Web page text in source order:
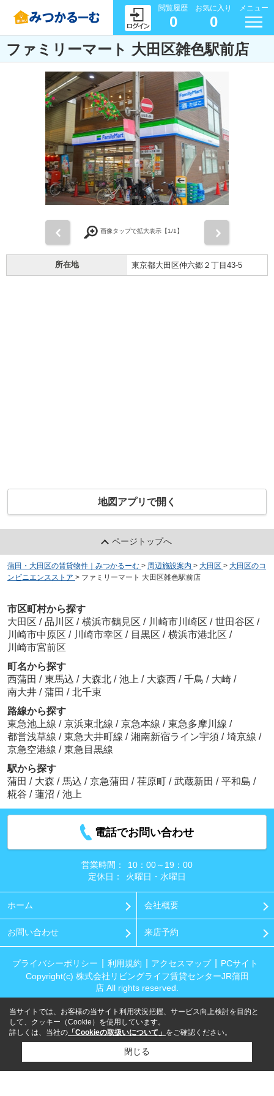
閲覧履歴
0
お気に入り
0
メニュー
ファミリーマート 大田区雑色駅前店
画像タップで拡大表示【1/1】
所在地 東京都大田区仲六郷２丁目43-5
地図アプリで開く
ページトップへ
蒲田・大田区の賃貸物件｜みつかるーむ > 周辺施設案内 > 大田区 > 大田区のコ
ンビニエンスストア > ファミリーマート 大田区雑色駅前店
市区町村から探す
大田区 / 品川区 / 横浜市鶴見区 / 川崎市川崎区 / 世田谷区 /
川崎市中原区 / 川崎市幸区 / 目黒区 / 横浜市港北区 /
川崎市宮前区
町名から探す
西蒲田 / 東馬込 / 大森北 / 池上 / 大森西 / 千鳥 / 大崎 /
南大井 / 蒲田 / 北千束
路線から探す
東急池上線 / 京浜東北線 / 京急本線 / 東急多摩川線 /
都営浅草線 / 東急大井町線 / 湘南新宿ライン宇須 / 埼京線 /
京急空港線 / 東急目黒線
駅から探す
蒲田 / 大森 / 馬込 / 京急蒲田 / 荏原町 / 武蔵新田 / 平和島 /
糀谷 / 蓮沼 / 池上
電話でお問い合わせ
営業時間：
10：00～19：00
定休日：
火曜日・水曜日
ホーム 会社概要
お問い合わせ 来店予約
プライバシーポリシー 利用規約 アクセスマップ
PCサイト
Copyright(c) 株式会社リビングライフ賃貸センターJR蒲田
店 All rights reserved.
当サイトでは、お客様の当サイト利用状況把握、サービス向上検討を目的と
して、クッキー（Cookie）を使用しています。
詳しくは、当社の 「Cookieの取扱いについて」 をご確認ください。
閉じる